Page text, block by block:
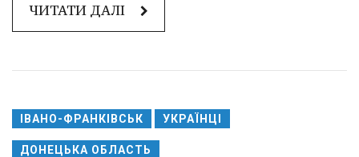
ЧИТАТИ ДАЛІ
ІВАНО-ФРАНКІВСЬК УКРАЇНЦІ
ДОНЕЦЬКА ОБЛАСТЬ